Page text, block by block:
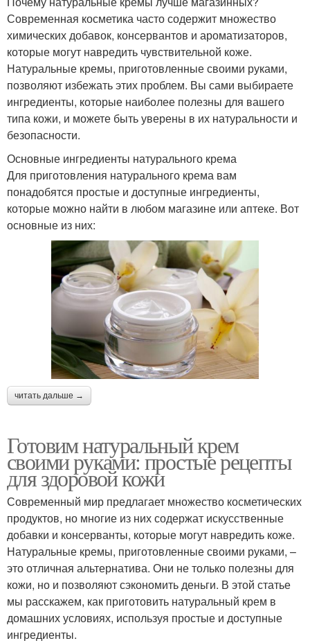
Современная косметика часто содержит множество
химических добавок, консервантов и ароматизаторов,
которые могут навредить чувствительной коже.
Натуральные кремы, приготовленные своими руками,
позволяют избежать этих проблем. Вы сами выбираете
ингредиенты, которые наиболее полезны для вашего
типа кожи, и можете быть уверены в их натуральности и
безопасности.
Основные ингредиенты натурального крема
Для приготовления натурального крема вам
понадобятся простые и доступные ингредиенты,
которые можно найти в любом магазине или аптеке. Вот
основные из них:
читать дальше →
Готовим натуральный крем
своими руками: простые рецепты
для здоровой кожи
Современный мир предлагает множество косметических
продуктов, но многие из них содержат искусственные
добавки и консерванты, которые могут навредить коже.
Натуральные кремы, приготовленные своими руками, –
это отличная альтернатива. Они не только полезны для
кожи, но и позволяют сэкономить деньги. В этой статье
мы расскажем, как приготовить натуральный крем в
домашних условиях, используя простые и доступные
ингредиенты.